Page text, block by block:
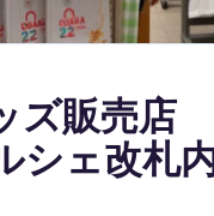
ズ販売店
シェ改札